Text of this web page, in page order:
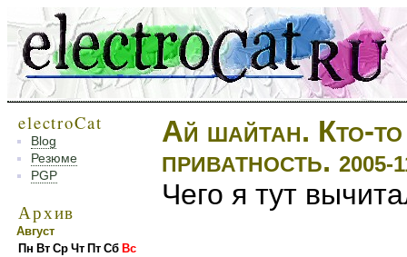
electroCat
Blog
Резюме
PGP
Архив
Август
Пн Вт Ср Чт Пт Сб Вс
Ай шайтан. Кто-то
приватность. 2005-
Чего я тут